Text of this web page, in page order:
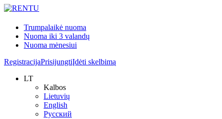
Trumpalaikė nuoma
Nuoma iki 3 valandų
Nuoma mėnesiui
RegistracijaPrisijungtiĮdėti skelbimą
LT
Kalbos
Lietuvių
English
Русский